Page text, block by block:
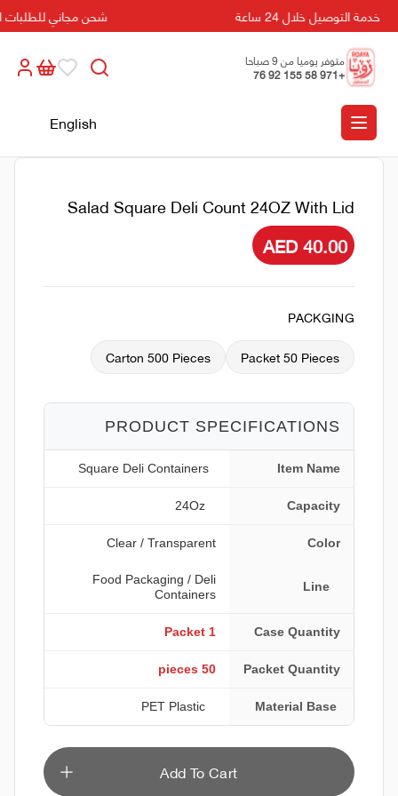
خدمة التوصيل خلال 24 ساعة شحن مجاني للطلبات التي
متوفر يوميا من 9 صباحا
الى 5 مسائا
+971 58 155 92 76
English
Salad Square Deli Count 24OZ With Lid
AED 40.00
PACKGING
Packet 50 Pieces
Carton 500 Pieces
PRODUCT SPECIFICATIONS
Item Name
Capacity
Oz
Color
Clear / Transparent
Food Packaging / Deli
Containers
Case Quantity
1 Packet
Packet Quantity
50 pieces
PET Plastic
Add To Cart